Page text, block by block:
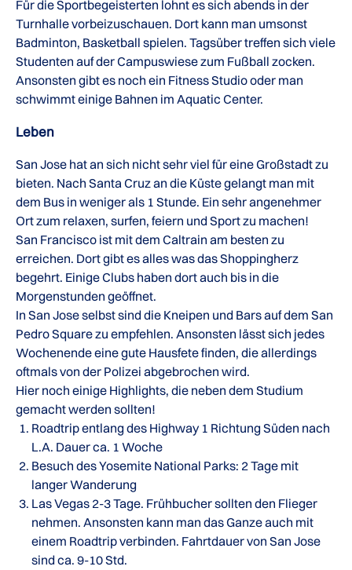
Für die Sportbegeisterten lohnt es sich abends in der
Turnhalle vorbeizuschauen. Dort kann man umsonst
Badminton, Basketball spielen. Tagsüber treffen sich viele
Studenten auf der Campuswiese zum Fußball zocken.
Ansonsten gibt es noch ein Fitness Studio oder man
schwimmt einige Bahnen im Aquatic Center.
Leben
San Jose hat an sich nicht sehr viel für eine Großstadt zu
bieten. Nach Santa Cruz an die Küste gelangt man mit
dem Bus in weniger als 1 Stunde. Ein sehr angenehmer
Ort zum relaxen, surfen, feiern und Sport zu machen!
San Francisco ist mit dem Caltrain am besten zu
erreichen. Dort gibt es alles was das Shoppingherz
begehrt. Einige Clubs haben dort auch bis in die
Morgenstunden geöffnet.
In San Jose selbst sind die Kneipen und Bars auf dem San
Pedro Square zu empfehlen. Ansonsten lässt sich jedes
Wochenende eine gute Hausfete finden, die allerdings
oftmals von der Polizei abgebrochen wird.
Hier noch einige Highlights, die neben dem Studium
gemacht werden sollten!
Roadtrip entlang des Highway 1 Richtung Süden nach
L.A. Dauer ca. 1 Woche
Besuch des Yosemite National Parks: 2 Tage mit
langer Wanderung
Las Vegas 2-3 Tage. Frühbucher sollten den Flieger
nehmen. Ansonsten kann man das Ganze auch mit
einem Roadtrip verbinden. Fahrtdauer von San Jose
sind ca. 9-10 Std.